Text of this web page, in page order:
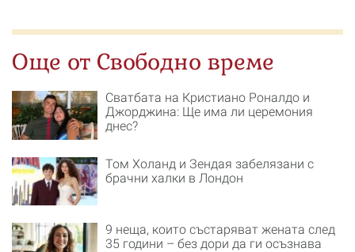
Още от Свободно време
Сватбата на Кристиано Роналдо и
Джорджина: Ще има ли церемония
днес?
Том Холанд и Зендая забелязани с
брачни халки в Лондон
9 неща, които състаряват жената след
35 години – без дори да ги осъзнава